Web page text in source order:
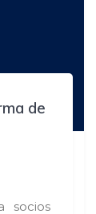
de
socios